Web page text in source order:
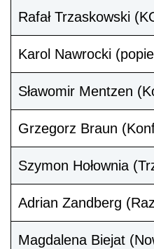
Rafał Trzaskowski
Karol Nawrocki
Sławomir Mentzen
Grzegorz Braun
Szymon Hołownia
Adrian Zandberg
Magdalena Biejat